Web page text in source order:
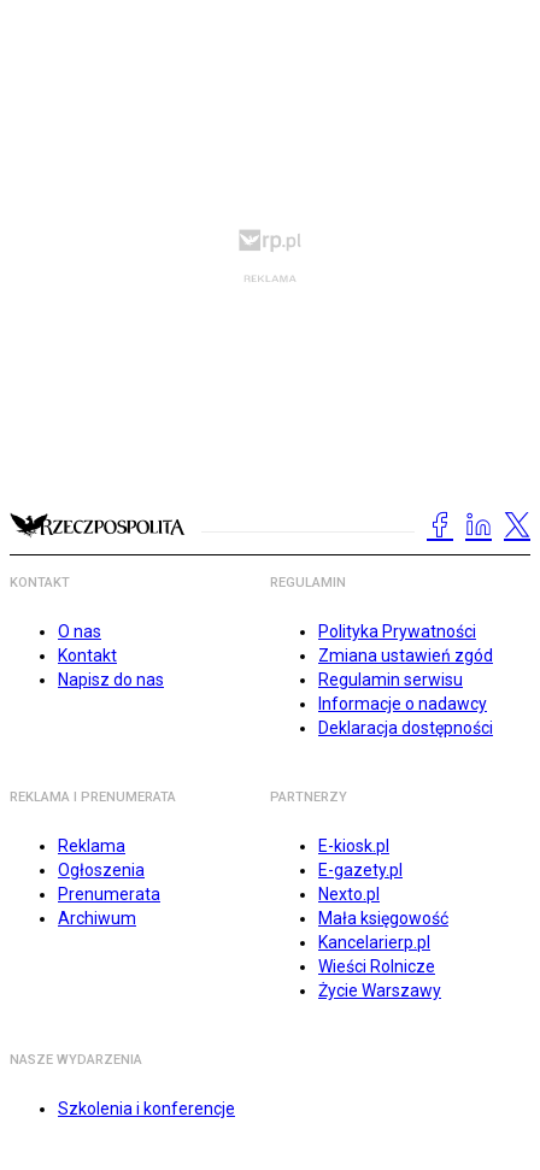
KONTAKT
O nas
Kontakt
Napisz do nas
REGULAMIN
Polityka Prywatności
Zmiana ustawień zgód
Regulamin serwisu
Informacje o nadawcy
Deklaracja dostępności
REKLAMA I PRENUMERATA
Reklama
Ogłoszenia
Prenumerata
Archiwum
PARTNERZY
E-kiosk.pl
E-gazety.pl
Nexto.pl
Mała księgowość
Kancelarierp.pl
Wieści Rolnicze
Życie Warszawy
NASZE WYDARZENIA
Szkolenia i konferencje